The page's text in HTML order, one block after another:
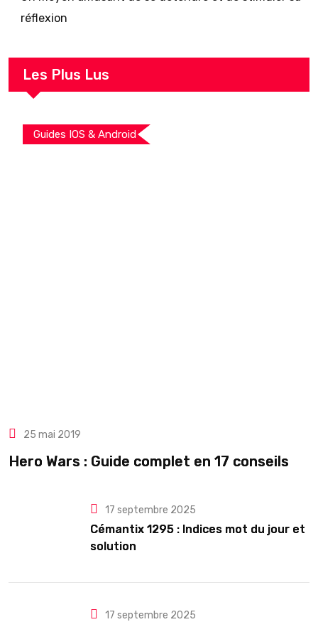
réflexion
Les Plus Lus
Guides IOS & Android
25 mai 2019
Hero Wars : Guide complet en 17 conseils
17 septembre 2025
Cémantix 1295 : Indices mot du jour et
solution
17 septembre 2025